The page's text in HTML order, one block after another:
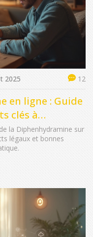
2025 12
en ligne : Guide
clés à
la Diphenhydramine sur
légaux et bonnes